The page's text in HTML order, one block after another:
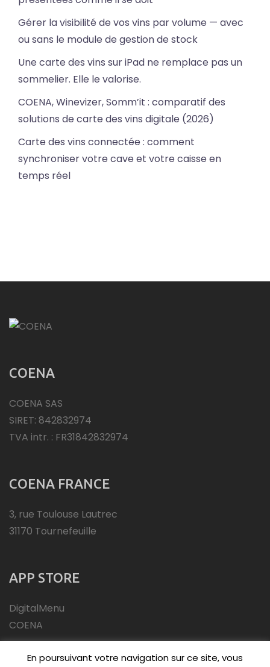
Gérer la visibilité de vos vins par volume — avec
ou sans le module de gestion de stock
Une carte des vins sur iPad ne remplace pas un
sommelier. Elle le valorise.
COENA, Winevizer, Somm’it : comparatif des
solutions de carte des vins digitale (2026)
Carte des vins connectée : comment
synchroniser votre cave et votre caisse en
temps réel
COENA
COENA SAS
SIRET: 842832974
TVA intr. : FR31842832974
COENA FRANCE
3, rue Toulouse Lautrec
31170 Tournefeuille
APP STORE
DigitalMenu
COENA
En poursuivant votre navigation sur ce site, vous